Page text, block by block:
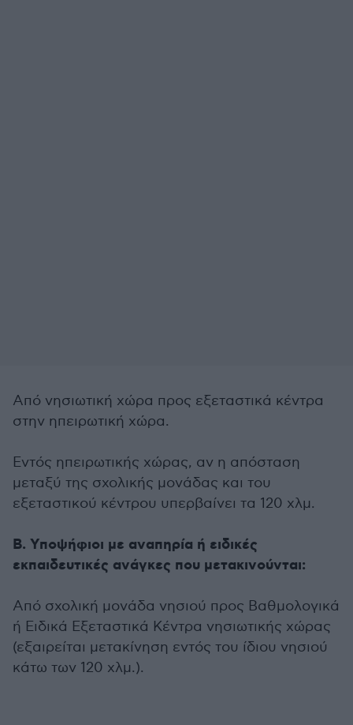
Από νησιωτική χώρα προς εξεταστικά κέντρα
στην ηπειρωτική χώρα.
Εντός ηπειρωτικής χώρας, αν η απόσταση
μεταξύ της σχολικής μονάδας και του
εξεταστικού κέντρου υπερβαίνει τα 120 χλμ.
Β. Υποψήφιοι με αναπηρία ή ειδικές
εκπαιδευτικές ανάγκες που μετακινούνται:
Από σχολική μονάδα νησιού προς Βαθμολογικά
ή Ειδικά Εξεταστικά Κέντρα νησιωτικής χώρας
(εξαιρείται μετακίνηση εντός του ίδιου νησιού
κάτω των 120 χλμ.).